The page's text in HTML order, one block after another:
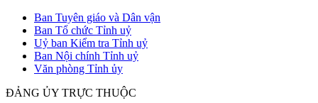
Ban Tuyên giáo và Dân vận
Ban Tổ chức Tỉnh uỷ
Uỷ ban Kiểm tra Tỉnh uỷ
Ban Nội chính Tỉnh uỷ
Văn phòng Tỉnh ủy
ĐẢNG ỦY TRỰC THUỘC